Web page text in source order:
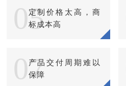
05定制价格太高，商
标成本高
07产品交付周期难以
保障